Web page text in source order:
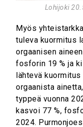
Lohijoki
Myös
tuleva kuormitus
orgaanisen
fosforin 19 % ja
lähtevä
orgaanista
typpeä vuonna
kasvoi 77 %,
2024.